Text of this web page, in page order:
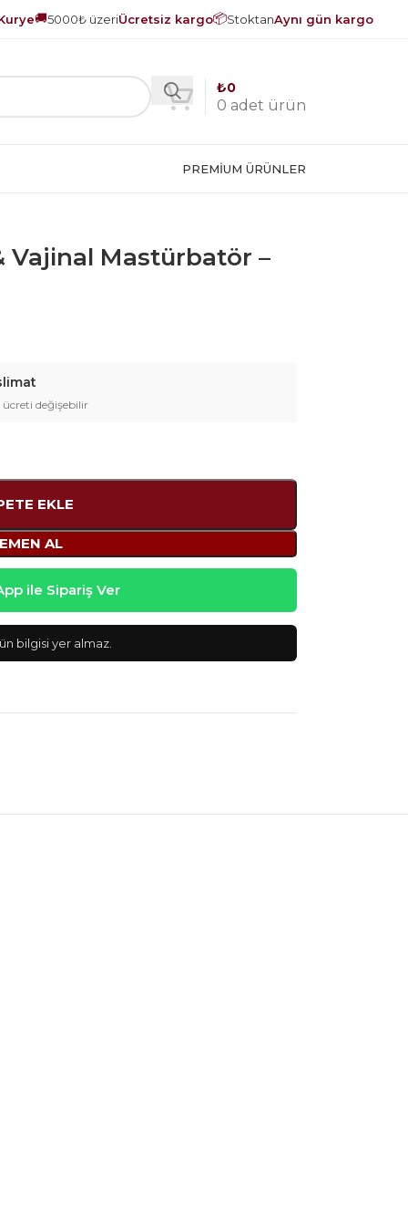
🚚5000₺ üzeriÜcretsiz kargo📦StoktanAynı gün kargo
0 adet ürün
₺0
PREMIUM ÜRÜNLER
Vajinal Mastürbatör –
ücreti değişebilir
EKLE
AL
ile Sipariş Ver
bilgisi yer almaz.